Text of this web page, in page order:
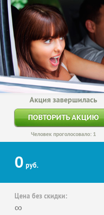
Акция завершилась
ПОВТОРИТЬ АКЦИЮ
Человек проголосовало: 1
0 руб.
Цена без скидки:
∞